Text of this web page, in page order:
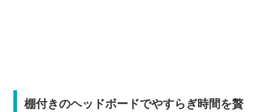
棚付きのヘッドボードでやすらぎ時間を贅